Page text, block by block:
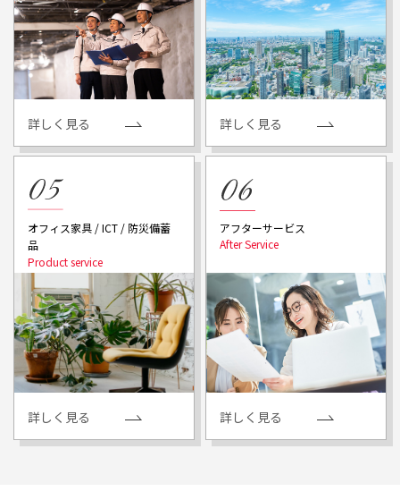
詳しく見る 詳しく見る
オフィス家具 / ICT / 防災備蓄
品
詳しく見る
アフターサービス
詳しく見る